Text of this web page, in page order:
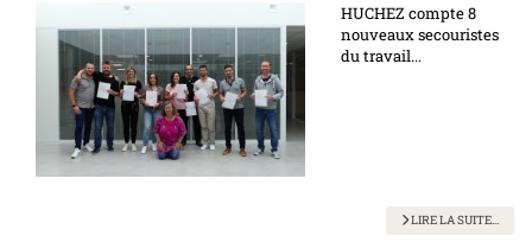
HUCHEZ compte 8
nouveaux secouristes
du travail...
LIRE LA SUITE...